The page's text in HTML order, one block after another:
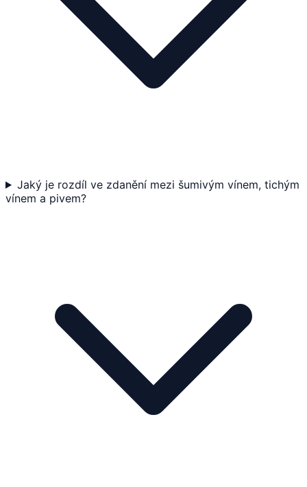
Jaký je rozdíl ve zdanění mezi šumivým vínem, tichým
vínem a pivem?